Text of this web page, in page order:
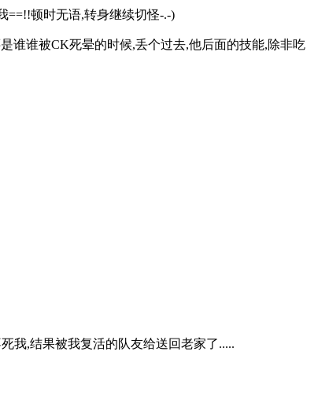
==!!顿时无语,转身继续切怪-.-)
谁谁被CK死晕的时候,丢个过去,他后面的技能,除非吃
我,结果被我复活的队友给送回老家了.....